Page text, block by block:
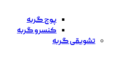
پوچ گربه
کنسرو گربه
تشویقی گربه